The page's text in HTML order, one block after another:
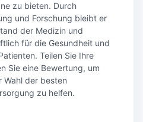
zu bieten. Durch
und Forschung bleibt er
der Medizin und
für die Gesundheit und
Teilen Sie Ihre
Sie eine Bewertung, um
Wahl der besten
zu helfen.